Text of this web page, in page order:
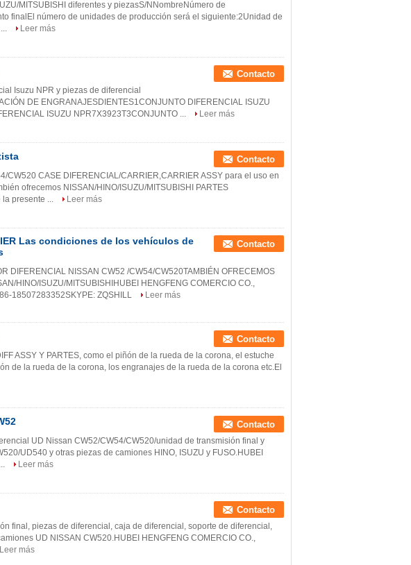
MITSUBISHI diferentes y piezasS/NNombreNúmero de
finalEl número de unidades de producción será el siguiente:2Unidad de
Leer más
Contacto
Isuzu NPR y piezas de diferencial
DE ENGRANAJESDIENTES1CONJUNTO DIFERENCIAL ISUZU
ISUZU NPR7X3923T3CONJUNTO ...
Leer más
Contacto
CW520 CASE DIFERENCIAL/CARRIER,CARRIER ASSY para el uso en
ofrecemos NISSAN/HINO/ISUZU/MITSUBISHI PARTES
la presente ...
Leer más
Las condiciones de los vehículos de
Contacto
DIFERENCIAL NISSAN CW52 /CW54/CW520TAMBIÉN OFRECEMOS
HINO/ISUZU/MITSUBISHIHUBEI HENGFENG COMERCIO CO.,
18507283352SKYPE: ZQSHILL
Leer más
Contacto
ASSY Y PARTES, como el piñón de la rueda de la corona, el estuche
de la rueda de la corona, los engranajes de la rueda de la corona etc.El
Contacto
UD Nissan CW52/CW54/CW520/unidad de transmisión final y
UD540 y otras piezas de camiones HINO, ISUZU y FUSO.HUBEI
Leer más
Contacto
final, piezas de diferencial, caja de diferencial, soporte de diferencial,
UD NISSAN CW520.HUBEI HENGFENG COMERCIO CO.,
Leer más